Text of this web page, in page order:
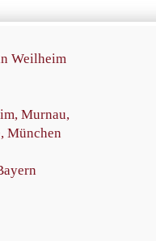
Weilheim
Murnau,
München